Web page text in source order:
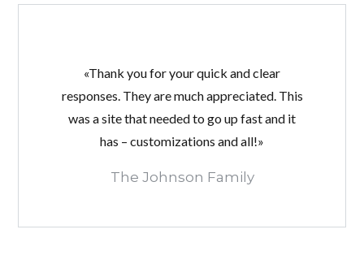
«Thank you for your quick and clear
responses. They are much appreciated. This
was a site that needed to go up fast and it
has – customizations and all!»
The Johnson Family